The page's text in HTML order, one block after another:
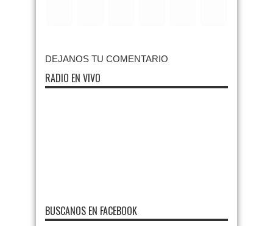
DEJANOS TU COMENTARIO
RADIO EN VIVO
BUSCANOS EN FACEBOOK